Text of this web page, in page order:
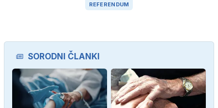
REFERENDUM
SORODNI ČLANKI